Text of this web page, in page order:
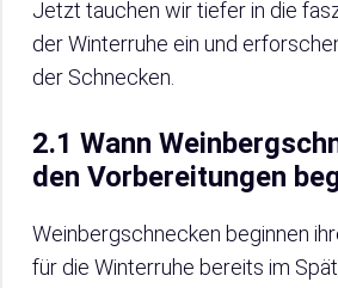
Jetzt tauchen wir tiefer in die
der Winterruhe ein und
der Schnecken.
2.1 Wann
den Vorbereitungen
Weinbergschnecken beginnen
für die Winterruhe bereits im